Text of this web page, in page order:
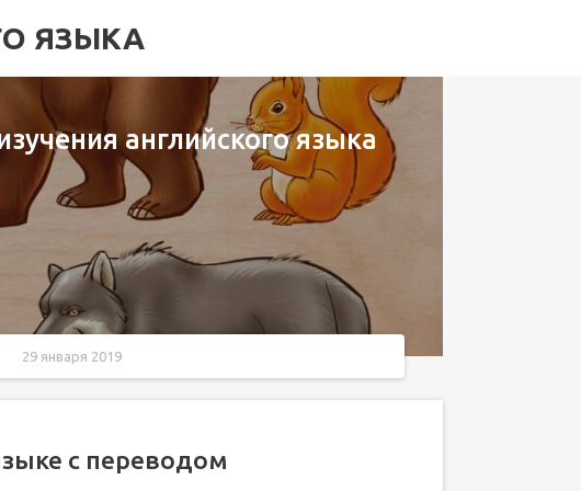
ЯЗЫКА
английского языка
29 января 2019
с переводом